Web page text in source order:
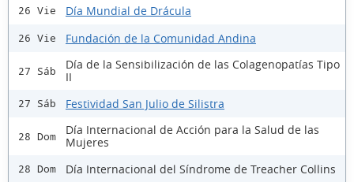
26 Vie Día Mundial de Drácula
26 Vie Fundación de la Comunidad Andina
27 Sáb
Día de la Sensibilización de las Colagenopatías Tipo
II
27 Sáb Festividad San Julio de Silistra
28 Dom
Día Internacional de Acción para la Salud de las
Mujeres
28 Dom Día Internacional del Síndrome de Treacher Collins